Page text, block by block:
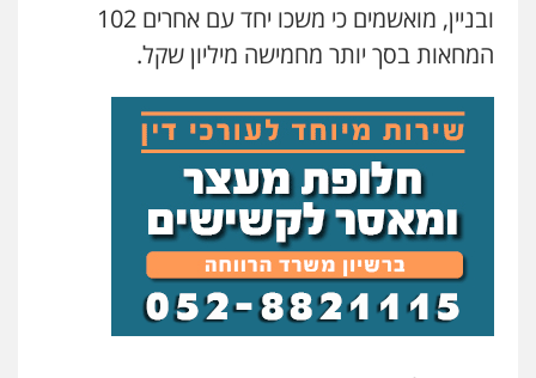
עו"ד משה פלמור
פלילי כלכלי צווארון לבן עורכי דין לענייני
0549732303
שחר מנדלמן, שלומציון גבאי מנדלמן
– משרד עורכי דין
פלילי התמחות בייצוג בעבירות מין
0505522334
עו"ד אלינור מתיתיה
ובניין, מואשמים כי משכו יחד עם אחרים 102
המחאות בסך יותר מחמישה מיליון שקל.